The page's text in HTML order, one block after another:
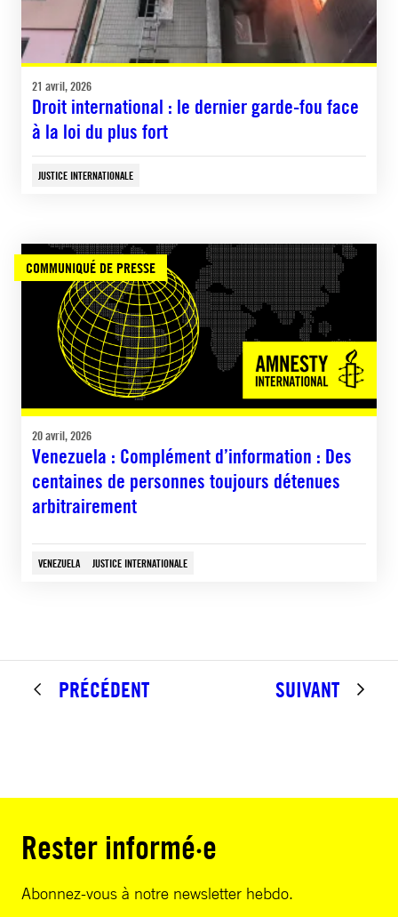
21 avril, 2026
Droit international : le dernier garde-fou face
à la loi du plus fort
JUSTICE INTERNATIONALE
COMMUNIQUÉ DE PRESSE
20 avril, 2026
Venezuela : Complément d’information : Des
centaines de personnes toujours détenues
arbitrairement
VENEZUELA JUSTICE INTERNATIONALE
PRÉCÉDENT SUIVANT
Rester informé·e
Abonnez-vous à notre newsletter hebdo.